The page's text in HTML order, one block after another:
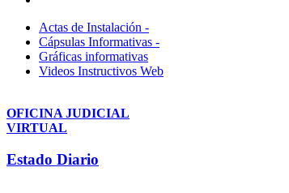
Actas de Instalación -
Cápsulas Informativas -
Gráficas informativas
Videos Instructivos Web
OFICINA JUDICIAL
VIRTUAL
Estado Diario